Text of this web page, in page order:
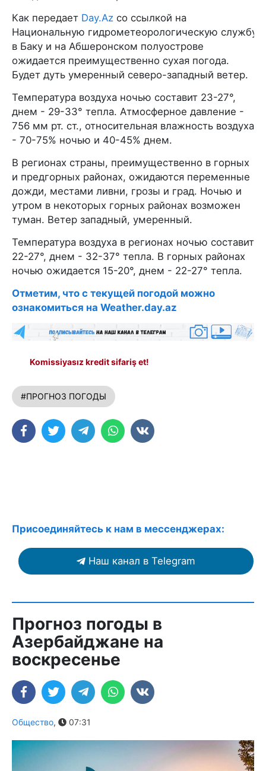
Как передает Day.Az со ссылкой на
Национальную гидрометеорологическую службу,
в Баку и на Абшеронском полуострове
ожидается преимущественно сухая погода.
Будет дуть умеренный северо-западный ветер.
Температура воздуха ночью составит 23-27°,
днем - 29-33° тепла. Атмосферное давление -
756 мм рт. ст., относительная влажность воздуха
- 70-75% ночью и 40-45% днем.
В регионах страны, преимущественно в горных
и предгорных районах, ожидаются переменные
дожди, местами ливни, грозы и град. Ночью и
утром в некоторых горных районах возможен
туман. Ветер западный, умеренный.
Температура воздуха в регионах ночью составит
22-27°, днем - 32-37° тепла. В горных районах
ночью ожидается 15-20°, днем - 22-27° тепла.
Отметим, что с текущей погодой можно
ознакомиться на Weather.day.az
Komissiyasız kredit sifariş et!
#ПРОГНОЗ ПОГОДЫ
Присоединяйтесь к нам в мессенджерах:
Наш канал в Telegram
Прогноз погоды в
Азербайджане на
воскресенье
Общество, 07:31